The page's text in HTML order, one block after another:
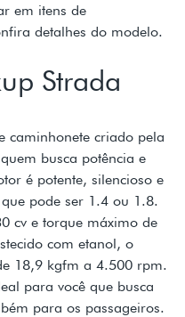
em itens de
detalhes do modelo.
Strada
caminhonete criado pela
busca potência e
é potente, silencioso e
pode ser 1.4 ou 1.8.
cv e torque máximo de
com etanol, o
18,9 kgfm a 4.500 rpm.
para você que busca
para os passageiros.